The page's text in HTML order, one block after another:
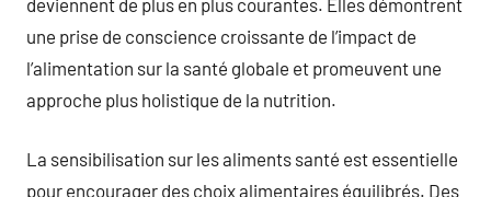
une prise de conscience croissante de l’impact de
l’alimentation sur la santé globale et promeuvent une
approche plus holistique de la nutrition.
La sensibilisation sur les aliments santé est essentielle
pour encourager des choix alimentaires équilibrés. Des